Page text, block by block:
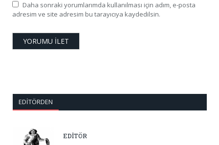
Daha sonraki yorumlarımda kullanılması için adım, e-posta
adresim ve site adresim bu tarayıcıya kaydedilsin.
EDITÖRDEN
EDİTÖR